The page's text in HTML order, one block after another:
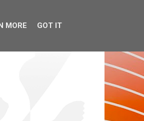
MORE GOT IT